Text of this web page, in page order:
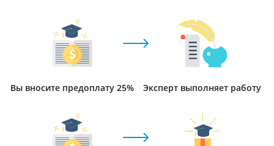
Вы вносите предоплату 25% Эксперт выполняет работу